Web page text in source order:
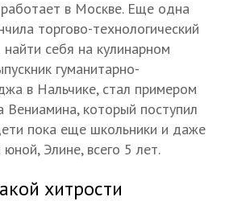
в Москве. Еще одна
торгово-технологический
себя на кулинарном
гуманитарно-
в Нальчике, стал примером
который поступил
пока еще школьники и даже
Элине, всего 5 лет.
хитрости